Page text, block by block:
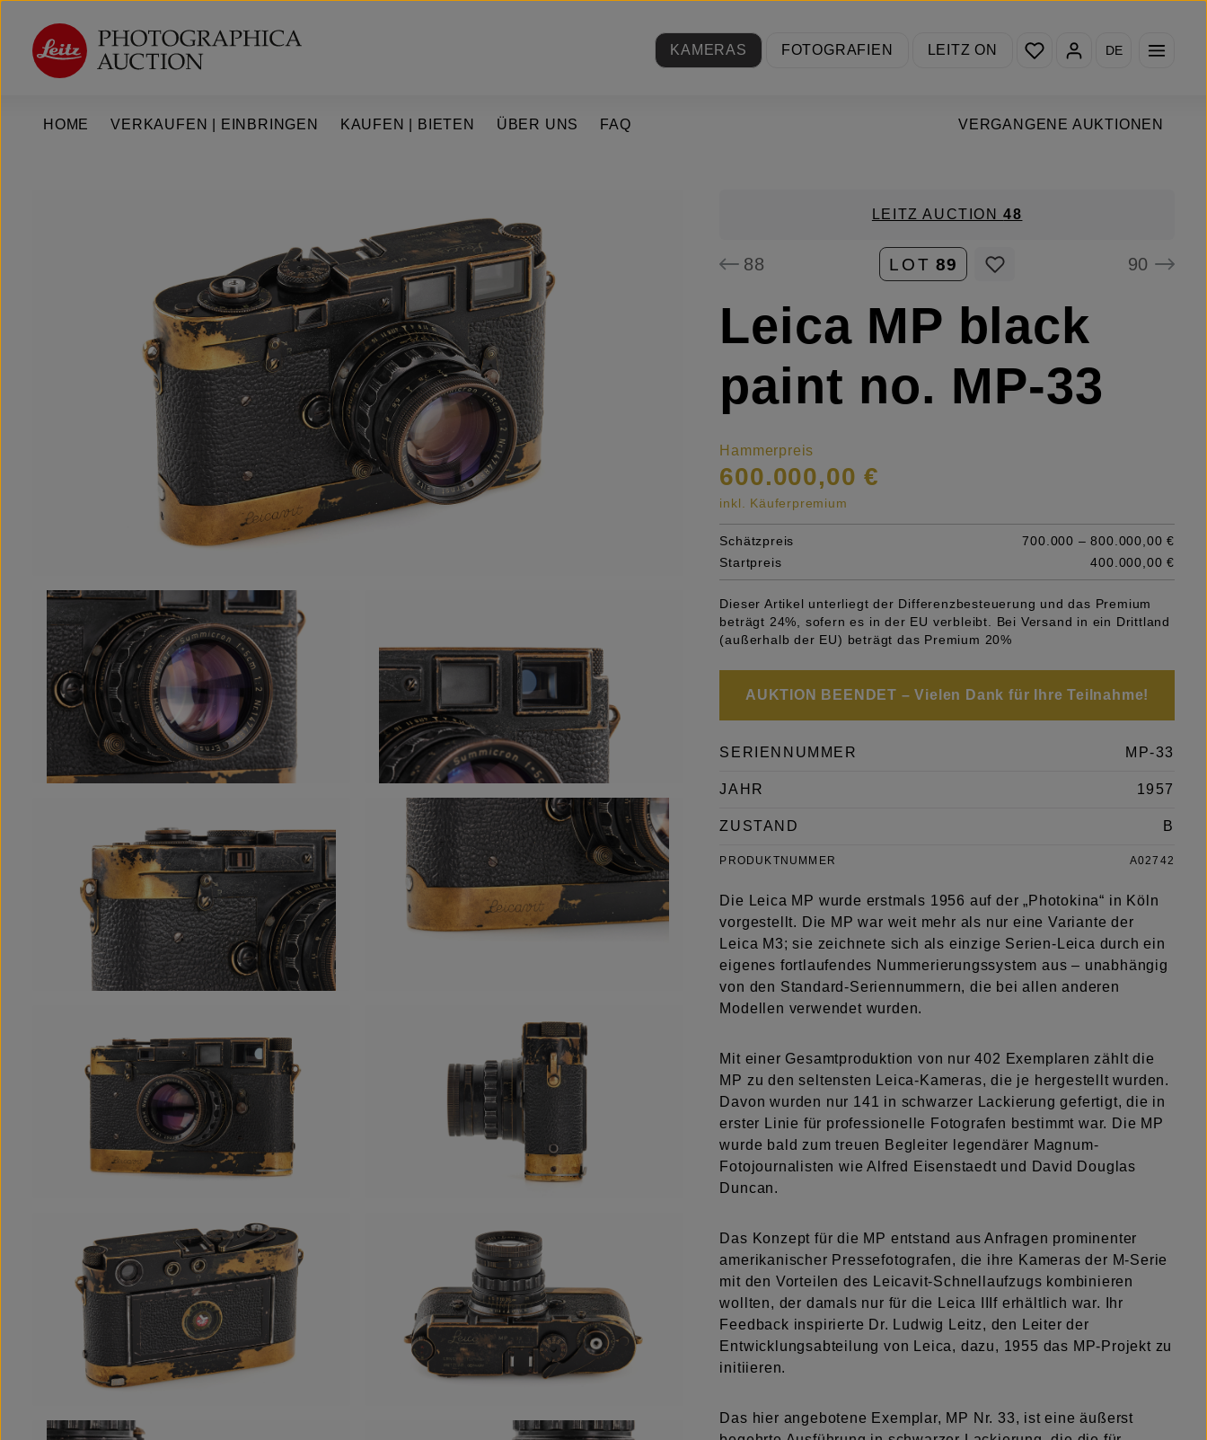
Hauptinhalt springen
Zur Hauptnavigation springen
KAMERAS
FOTOGRAFIEN LEITZ ON
Du hast 0 Produkte auf
DE
HOME VERGANGENE AUKTIONEN
VERKAUFEN | EINBRINGEN KAUFEN | BIETEN ÜBER UNS FAQ
LEITZ AUCTION48
88 LOT 89 90
Leica MP black
paint no. MP-33
Hammerpreis
600.000,00 €
inkl. Käuferpremium
Schätzpreis
700.000 – 800.000,00 €
Startpreis
400.000,00 €
Dieser Artikel unterliegt der Differenzbesteuerung und das Premium
beträgt 24%, sofern es in der EU verbleibt. Bei Versand in ein Drittland
(außerhalb der EU) beträgt das Premium 20%
AUKTION BEENDET – Vielen Dank für Ihre Teilnahme!
SERIENNUMMER MP-33
JAHR 1957
ZUSTAND B
PRODUKTNUMMER A02742
Die Leica MP wurde erstmals 1956 auf der „Photokina“ in Köln
vorgestellt. Die MP war weit mehr als nur eine Variante der
Leica M3; sie zeichnete sich als einzige Serien-Leica durch ein
eigenes fortlaufendes Nummerierungssystem aus – unabhängig
von den Standard-Seriennummern, die bei allen anderen
Modellen verwendet wurden.
Mit einer Gesamtproduktion von nur 402 Exemplaren zählt die
MP zu den seltensten Leica-Kameras, die je hergestellt wurden.
Davon wurden nur 141 in schwarzer Lackierung gefertigt, die in
erster Linie für professionelle Fotografen bestimmt war. Die MP
wurde bald zum treuen Begleiter legendärer Magnum-
Fotojournalisten wie Alfred Eisenstaedt und David Douglas
Duncan.
Das Konzept für die MP entstand aus Anfragen prominenter
amerikanischer Pressefotografen, die ihre Kameras der M-Serie
mit den Vorteilen des Leicavit-Schnellaufzugs kombinieren
wollten, der damals nur für die Leica IIIf erhältlich war. Ihr
Feedback inspirierte Dr. Ludwig Leitz, den Leiter der
Entwicklungsabteilung von Leica, dazu, 1955 das MP-Projekt zu
initiieren.
Das hier angebotene Exemplar, MP Nr. 33, ist eine äußerst